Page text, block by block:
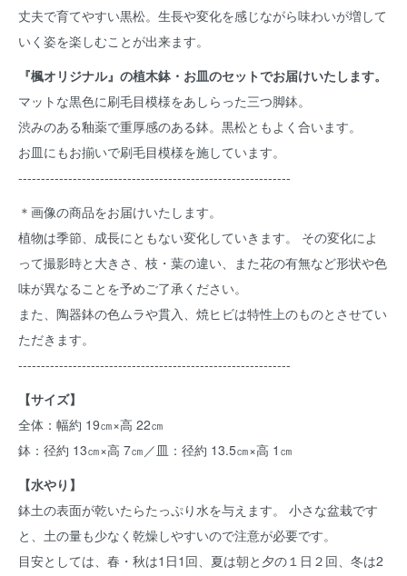
丈夫で育てやすい黒松。生長や変化を感じながら味わいが増して
いく姿を楽しむことが出来ます。
『楓オリジナル』の植木鉢・お皿のセットでお届けいたします。
マットな黒色に刷毛目模様をあしらった三つ脚鉢。
渋みのある釉薬で重厚感のある鉢。黒松ともよく合います。
お皿にもお揃いで刷毛目模様を施しています。
------------------------------------------------------------
＊画像の商品をお届けいたします。
植物は季節、成長にともない変化していきます。 その変化によ
って撮影時と大きさ、枝・葉の違い、また花の有無など形状や色
味が異なることを予めご了承ください。
また、陶器鉢の色ムラや貫入、焼ヒビは特性上のものとさせてい
ただきます。
------------------------------------------------------------
【サイズ】
全体：幅約 19㎝×高 22㎝
鉢：径約 13㎝×高 7㎝／皿：径約 13.5㎝×高 1㎝
【水やり】
鉢土の表面が乾いたらたっぷり水を与えます。 小さな盆栽です
と、土の量も少なく乾燥しやすいので注意が必要です。
目安としては、春・秋は1日1回、夏は朝と夕の１日２回、冬は2